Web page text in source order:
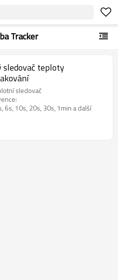
Tracker
sledovač teploty
sledovač
6s, 10s, 20s, 30s, 1min a další